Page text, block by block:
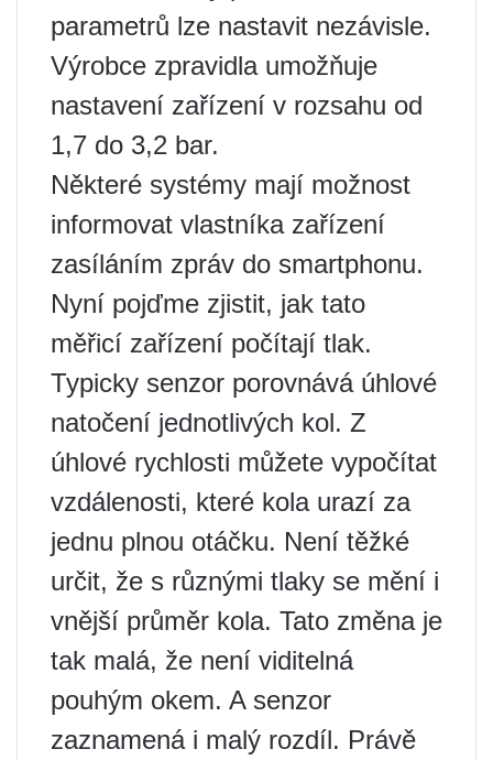
parametrů lze nastavit nezávisle.
Výrobce zpravidla umožňuje
nastavení zařízení v rozsahu od
1,7 do 3,2 bar.
Některé systémy mají možnost
informovat vlastníka zařízení
zasíláním zpráv do smartphonu.
Nyní pojďme zjistit, jak tato
měřicí zařízení počítají tlak.
Typicky senzor porovnává úhlové
natočení jednotlivých kol. Z
úhlové rychlosti můžete vypočítat
vzdálenosti, které kola urazí za
jednu plnou otáčku. Není těžké
určit, že s různými tlaky se mění i
vnější průměr kola. Tato změna je
tak malá, že není viditelná
pouhým okem. A senzor
zaznamená i malý rozdíl. Právě